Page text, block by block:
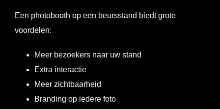
Een photobooth op een beursstand biedt grote
voordelen:
Meer bezoekers naar uw stand
Extra interactie
Meer zichtbaarheid
Branding op iedere foto